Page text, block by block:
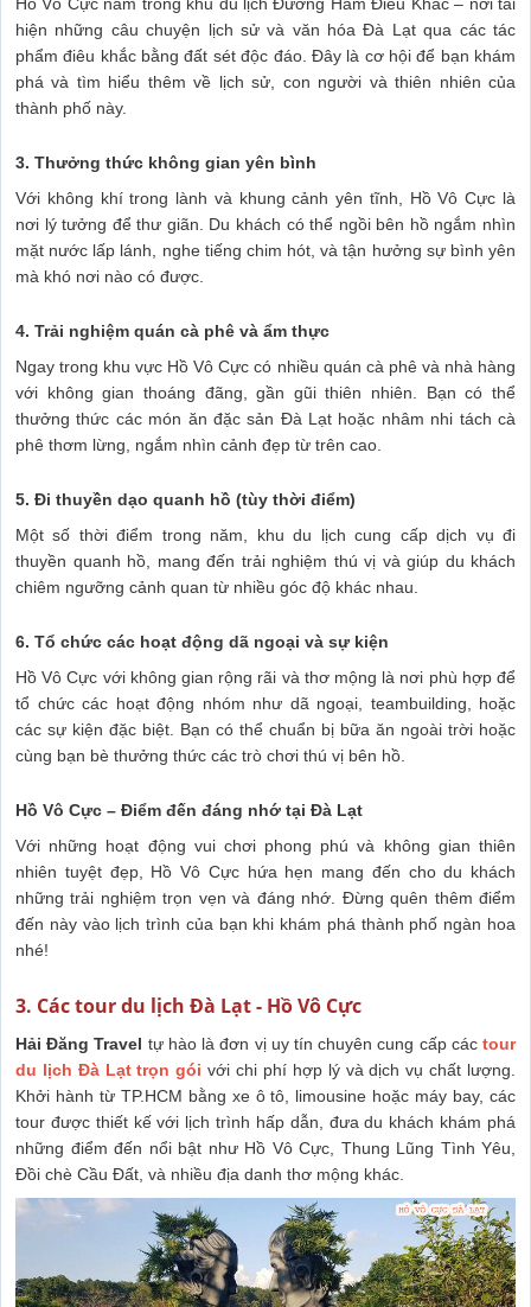
Hồ Vô Cực nằm trong khu du lịch Đường Hầm Điêu Khắc – nơi tái
hiện những câu chuyện lịch sử và văn hóa Đà Lạt qua các tác
phẩm điêu khắc bằng đất sét độc đáo. Đây là cơ hội để bạn khám
phá và tìm hiểu thêm về lịch sử, con người và thiên nhiên của
thành phố này.
3. Thưởng thức không gian yên bình
Với không khí trong lành và khung cảnh yên tĩnh, Hồ Vô Cực là
nơi lý tưởng để thư giãn. Du khách có thể ngồi bên hồ ngắm nhìn
mặt nước lấp lánh, nghe tiếng chim hót, và tận hưởng sự bình yên
mà khó nơi nào có được.
4. Trải nghiệm quán cà phê và ẩm thực
Ngay trong khu vực Hồ Vô Cực có nhiều quán cà phê và nhà hàng
với không gian thoáng đãng, gần gũi thiên nhiên. Bạn có thể
thưởng thức các món ăn đặc sản Đà Lạt hoặc nhâm nhi tách cà
phê thơm lừng, ngắm nhìn cảnh đẹp từ trên cao.
5. Đi thuyền dạo quanh hồ (tùy thời điểm)
Một số thời điểm trong năm, khu du lịch cung cấp dịch vụ đi
thuyền quanh hồ, mang đến trải nghiệm thú vị và giúp du khách
chiêm ngưỡng cảnh quan từ nhiều góc độ khác nhau.
6. Tổ chức các hoạt động dã ngoại và sự kiện
Hồ Vô Cực với không gian rộng rãi và thơ mộng là nơi phù hợp để
tổ chức các hoạt động nhóm như dã ngoại, teambuilding, hoặc
các sự kiện đặc biệt. Bạn có thể chuẩn bị bữa ăn ngoài trời hoặc
cùng bạn bè thưởng thức các trò chơi thú vị bên hồ.
Hồ Vô Cực – Điểm đến đáng nhớ tại Đà Lạt
Với những hoạt động vui chơi phong phú và không gian thiên
nhiên tuyệt đẹp, Hồ Vô Cực hứa hẹn mang đến cho du khách
những trải nghiệm trọn vẹn và đáng nhớ. Đừng quên thêm điểm
đến này vào lịch trình của bạn khi khám phá thành phố ngàn hoa
nhé!
3. Các tour du lịch Đà Lạt - Hồ Vô Cực
Hải Đăng Travel tự hào là đơn vị uy tín chuyên cung cấp cáctour
du lịch Đà Lạt trọn gói với chi phí hợp lý và dịch vụ chất lượng.
Khởi hành từ TP.HCM bằng xe ô tô, limousine hoặc máy bay, các
tour được thiết kế với lịch trình hấp dẫn, đưa du khách khám phá
những điểm đến nổi bật như Hồ Vô Cực, Thung Lũng Tình Yêu,
Đồi chè Cầu Đất, và nhiều địa danh thơ mộng khác.